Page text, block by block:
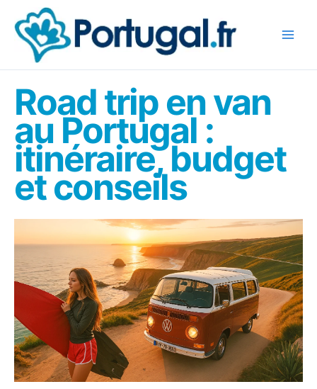
contenu
Road trip en van
au Portugal :
itinéraire, budget
et conseils